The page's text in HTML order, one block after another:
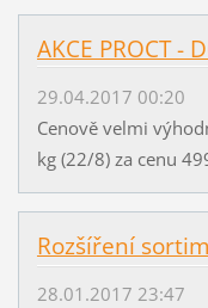
AKCE PROCT -
29.04.2017 00:20
Cenově velmi
kg (22/8) za cenu
Rozšíření
28.01.2017 23:47